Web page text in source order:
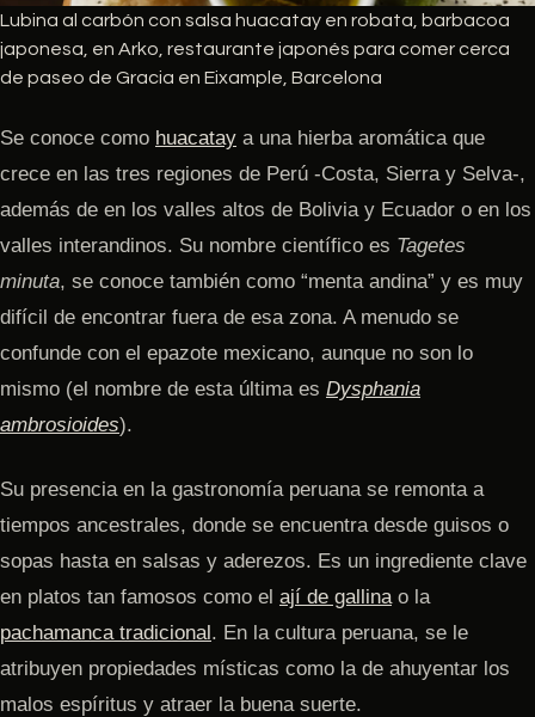
Lubina al carbón con salsa huacatay en robata, barbacoa
japonesa, en Arko, restaurante japonés para comer cerca
de paseo de Gracia en Eixample, Barcelona
Se conoce como huacatay a una hierba aromática que
crece en las tres regiones de Perú -Costa, Sierra y Selva-,
además de en los valles altos de Bolivia y Ecuador o en los
valles interandinos. Su nombre científico es Tagetes
minuta, se conoce también como “menta andina” y es muy
difícil de encontrar fuera de esa zona. A menudo se
confunde con el epazote mexicano, aunque no son lo
mismo (el nombre de esta última es Dysphania
ambrosioides).
Su presencia en la gastronomía peruana se remonta a
tiempos ancestrales, donde se encuentra desde guisos o
sopas hasta en salsas y aderezos. Es un ingrediente clave
en platos tan famosos como el ají de gallina o la
pachamanca tradicional. En la cultura peruana, se le
atribuyen propiedades místicas como la de ahuyentar los
malos espíritus y atraer la buena suerte.